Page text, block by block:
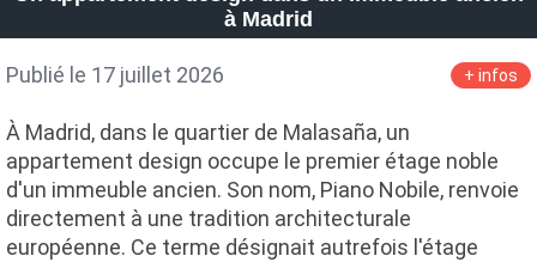
à Madrid
Publié le 17 juillet 2026 + infos
À Madrid, dans le quartier de Malasaña, un
appartement design occupe le premier étage noble
d'un immeuble ancien. Son nom, Piano Nobile, renvoie
directement à une tradition architecturale
européenne. Ce terme désignait autrefois l'étage